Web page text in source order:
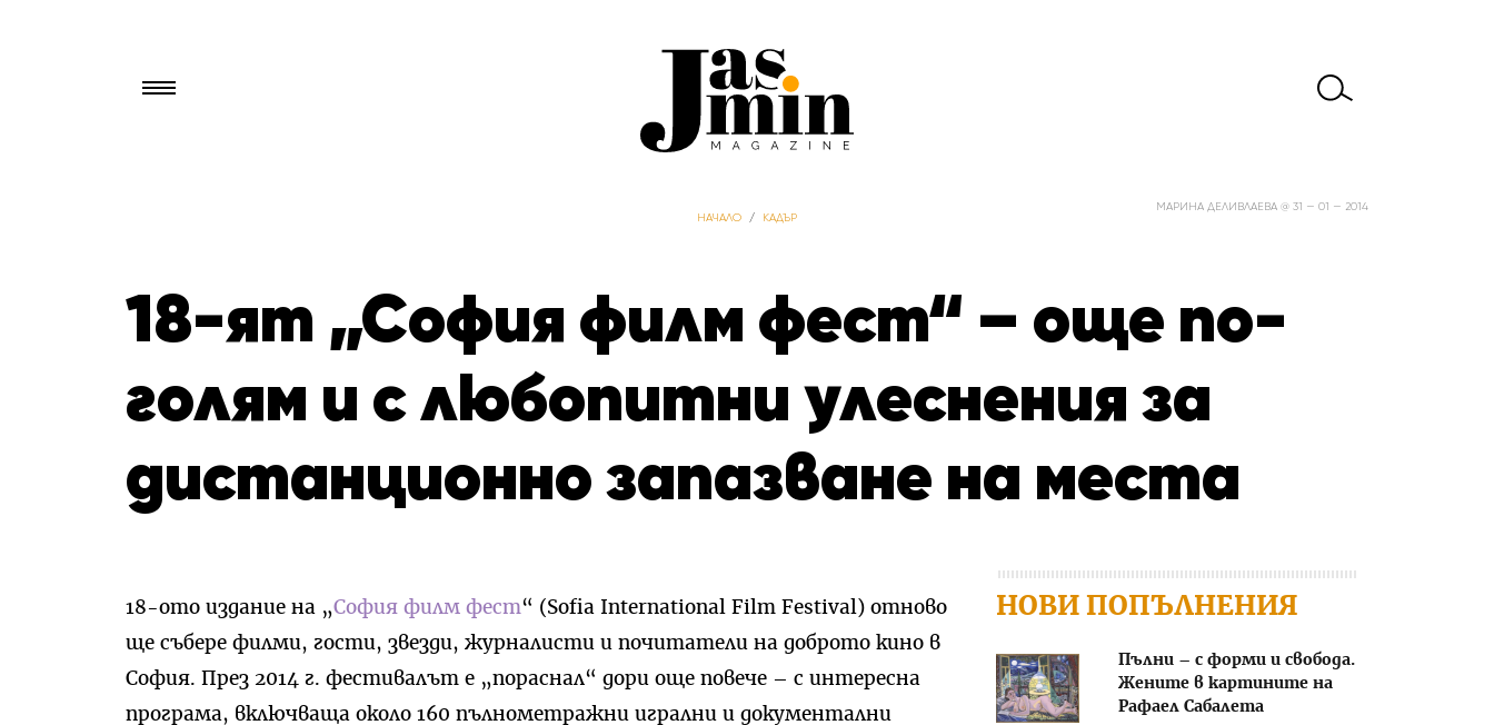
НАЧАЛО / КАДЪР
18-ят „София филм фест“ – още по-
голям и с любопитни улеснения за
дистанционно запазване на места
МАРИНА ДЕЛИВЛАЕВА @ 31 — 01 — 2014
18-ото издание на „София филм фест“ (Sofia International Film Festival) отново
ще събере филми, гости, звезди, журналисти и почитатели на доброто кино в
София. През 2014 г. фестивалът е „пораснал“ дори още повече – с интересна
програма, включваща около 160 пълнометражни игрални и документални
НОВИ ПОПЪЛНЕНИЯ
Пълни – с форми и свобода.
Жените в картините на
Рафаел Сабалета